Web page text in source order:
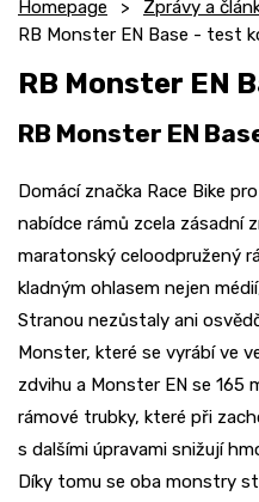
Homepage Zprávy a
RB Monster EN Base - test
RB Monster EN
RB Monster EN
Domácí značka Race Bike
nabídce rámů zcela zásadní
maratonský celoodpružený
kladným ohlasem nejen
Stranou nezůstaly ani
Monster, které se vyrábí ve
zdvihu a Monster EN se 165
rámové trubky, které při
s dalšími úpravami snižují
Díky tomu se oba monstry